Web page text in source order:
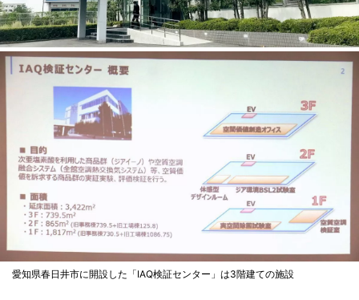
愛知県春日井市に開設した「IAQ検証センター」は3階建ての施設